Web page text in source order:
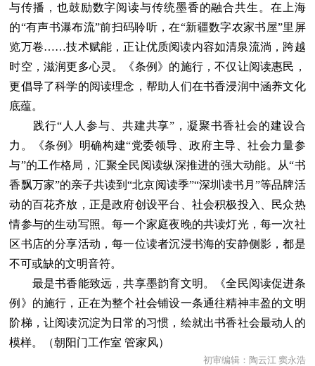
与传播，也鼓励数字阅读与传统墨香的融合共生。在上海
的“有声书瀑布流”前扫码聆听，在“新疆数字农家书屋”里屏
览万卷……技术赋能，正让优质阅读内容如清泉流淌，跨越
时空，滋润更多心灵。《条例》的施行，不仅让阅读惠民，
更倡导了科学的阅读理念，帮助人们在书香浸润中涵养文化
底蕴。
践行“人人参与、共建共享”，凝聚书香社会的建设合
力。《条例》明确构建“党委领导、政府主导、社会力量参
与”的工作格局，汇聚全民阅读纵深推进的强大动能。从“书
香飘万家”的亲子共读到“北京阅读季”“深圳读书月”等品牌活
动的百花齐放，正是政府创设平台、社会积极投入、民众热
情参与的生动写照。每一个家庭夜晚的共读灯光，每一次社
区书店的分享活动，每一位读者沉浸书海的安静侧影，都是
不可或缺的文明音符。
最是书香能致远，共享墨韵育文明。《全民阅读促进条
例》的施行，正在为整个社会铺设一条通往精神丰盈的文明
阶梯，让阅读沉淀为日常的习惯，绘就出书香社会最动人的
模样。（朝阳门工作室 管家风）
初审编辑：陶云江 窦永浩